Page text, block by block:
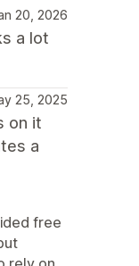
20, 2026
a lot
25, 2025
on it
a
free